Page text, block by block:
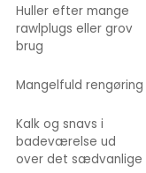
Huller efter mange
rawlplugs eller grov
brug
Mangelfuld rengøring
Kalk og snavs i
badeværelse ud
over det sædvanlige